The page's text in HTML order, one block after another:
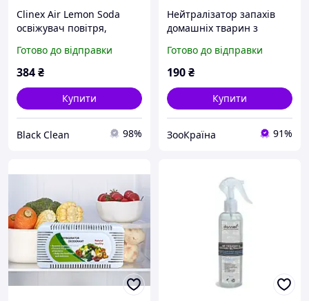
Clinex Air Lemon Soda
освіжувач повітря,
нейтралізатор запахів з
ароматом лимона та
Готово до відправки
384₴
Купити
Black Clean 98%
Нейтралізатор запахів
домашніх тварин з
500 мл, MODES
Готово до відправки
190₴
Купити
ЗооКраїна 91%